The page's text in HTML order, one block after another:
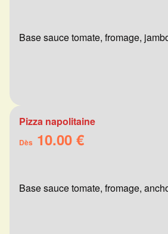
Base sauce tomate, fromage,
Pizza napolitaine
Dès 10.00 €
Base sauce tomate, fromage,